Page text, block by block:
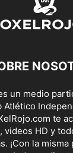
un medio
Atlético
te
videos HD y
¡Con la